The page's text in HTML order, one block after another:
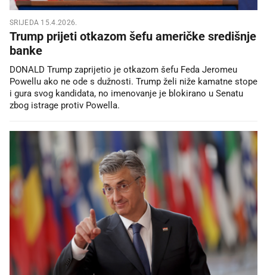
SRIJEDA 15.4.2026.
Trump prijeti otkazom šefu američke središnje
banke
DONALD Trump zaprijetio je otkazom šefu Feda Jeromeu
Powellu ako ne ode s dužnosti. Trump želi niže kamatne stope
i gura svog kandidata, no imenovanje je blokirano u Senatu
zbog istrage protiv Powella.